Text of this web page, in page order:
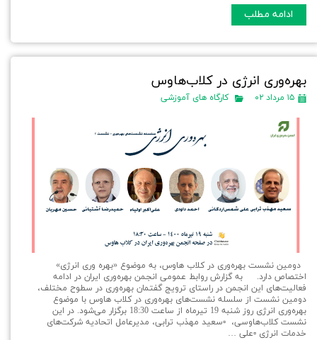
ادامه مطلب
بهره‌وری انرژی در کلاب‌هاوس
۱۵ مرداد ۰۲ کارگاه های آموزشی
دومین نشست بهره‌وری در کلاب هاوس، به موضوع «بهره وری انرژی»
اختصاص دارد. به گزارش روابط عمومی انجمن بهره‌وری ایران در ادامه
فعالیت‌های این انجمن در راستای ترویج گفتمان بهره‌وری در سطوح مختلف،
دومین نشست از سلسله نشست‌های بهره‌وری در کلاب هاوس با موضوع
بهره‌وری انرژی روز شنبه 19 تیرماه از ساعت 18:30 برگزار می‌شود. در این
نشست کلاب‌هاوسی، ▫️سعید مهذب ترابی، مدیرعامل اتحادیه شرکت‌های
خدمات انرژی ▫️علی …